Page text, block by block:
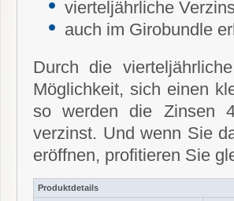
vierteljährliche
auch im Girobundle
Durch die
Möglichkeit, sich einen
so werden die Zinsen
verzinst. Und wenn Sie
eröffnen, profitieren Sie
Produktdetails